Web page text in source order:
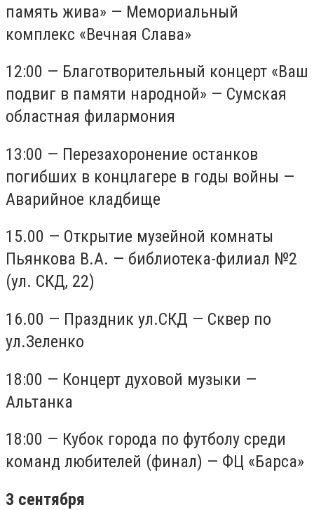
память жива» — Мемориальный
комплекс «Вечная Слава»
12:00 — Благотворительный концерт «Ваш
подвиг в памяти народной» — Сумская
областная филармония
13:00 — Перезахоронение останков
погибших в концлагере в годы войны —
Аварийное кладбище
15.00 — Открытие музейной комнаты
Пьянкова В.А. — библиотека-филиал №2
(ул. СКД, 22)
16.00 — Праздник ул.СКД — Сквер по
ул.Зеленко
18:00 — Концерт духовой музыки —
Альтанка
18:00 — Кубок города по футболу среди
команд любителей (финал) — ФЦ «Барса»
3 сентября